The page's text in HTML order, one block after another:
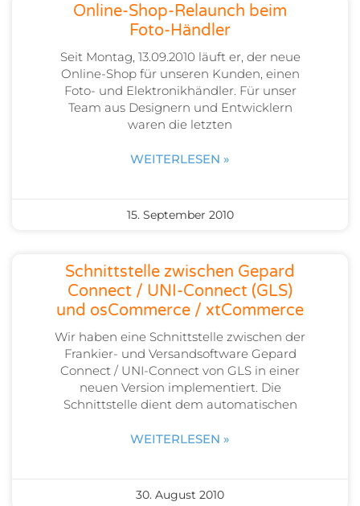
Online-Shop-Relaunch beim
Foto-Händler
Seit Montag, 13.09.2010 läuft er, der neue
Online-Shop für unseren Kunden, einen
Foto- und Elektronikhändler. Für unser
Team aus Designern und Entwicklern
waren die letzten
WEITERLESEN »
15. September 2010
Schnittstelle zwischen Gepard
Connect / UNI-Connect (GLS)
und osCommerce / xtCommerce
Wir haben eine Schnittstelle zwischen der
Frankier- und Versandsoftware Gepard
Connect / UNI-Connect von GLS in einer
neuen Version implementiert. Die
Schnittstelle dient dem automatischen
WEITERLESEN »
30. August 2010